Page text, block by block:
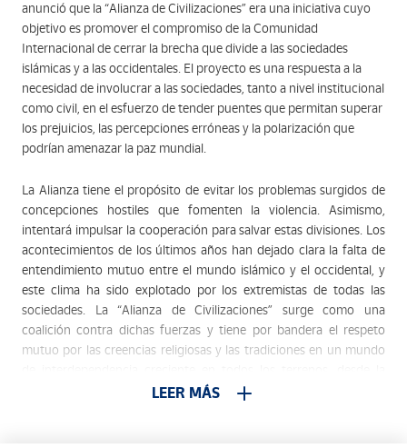
anunció que la “Alianza de Civilizaciones” era una iniciativa cuyo
objetivo es promover el compromiso de la Comunidad
Internacional de cerrar la brecha que divide a las sociedades
islámicas y a las occidentales. El proyecto es una respuesta a la
necesidad de involucrar a las sociedades, tanto a nivel institucional
como civil, en el esfuerzo de tender puentes que permitan superar
los prejuicios, las percepciones erróneas y la polarización que
podrían amenazar la paz mundial.
La Alianza tiene el propósito de evitar los problemas surgidos de
concepciones hostiles que fomenten la violencia. Asimismo,
intentará impulsar la cooperación para salvar estas divisiones. Los
acontecimientos de los últimos años han dejado clara la falta de
entendimiento mutuo entre el mundo islámico y el occidental, y
este clima ha sido explotado por los extremistas de todas las
sociedades. La “Alianza de Civilizaciones” surge como una
coalición contra dichas fuerzas y tiene por bandera el respeto
mutuo por las creencias religiosas y las tradiciones en un mundo
salud hasta la seguridad. La iniciativa, ideada originariamente por
LEER MÁS